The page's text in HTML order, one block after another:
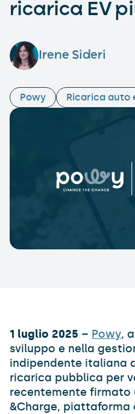
ricarica EV
Irene Sideri
Powy Ricarica auto
1 luglio 2025 – Powy,
sviluppo e nella
indipendente italiana
ricarica pubblica per
recentemente firmato
&Charge,